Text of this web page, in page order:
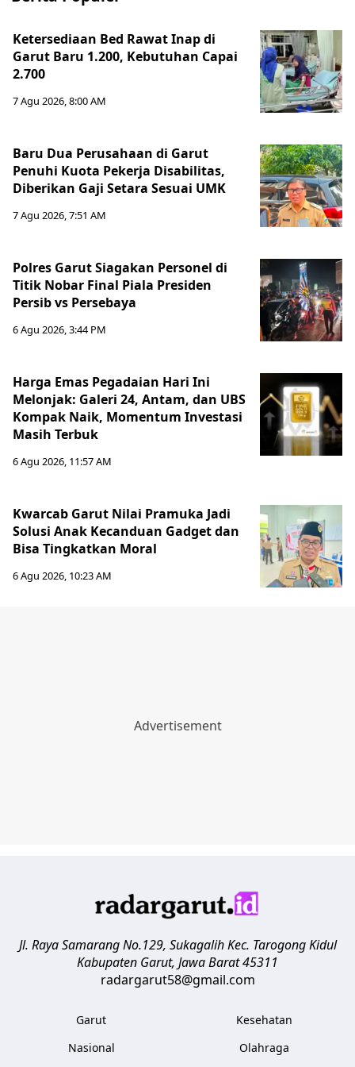
Ketersediaan Bed Rawat Inap di
Garut Baru 1.200, Kebutuhan Capai
2.700
7 Agu 2026, 8:00 AM
Baru Dua Perusahaan di Garut
Penuhi Kuota Pekerja Disabilitas,
Diberikan Gaji Setara Sesuai UMK
7 Agu 2026, 7:51 AM
Polres Garut Siagakan Personel di
Titik Nobar Final Piala Presiden
Persib vs Persebaya
6 Agu 2026, 3:44 PM
Harga Emas Pegadaian Hari Ini
Melonjak: Galeri 24, Antam, dan UBS
Kompak Naik, Momentum Investasi
Masih Terbuk
6 Agu 2026, 11:57 AM
Kwarcab Garut Nilai Pramuka Jadi
Solusi Anak Kecanduan Gadget dan
Bisa Tingkatkan Moral
6 Agu 2026, 10:23 AM
Jl. Raya Samarang No.129, Sukagalih Kec. Tarogong Kidul
Kabupaten Garut, Jawa Barat45311
radargarut58@gmail.com
Garut
Nasional
Kesehatan
Olahraga